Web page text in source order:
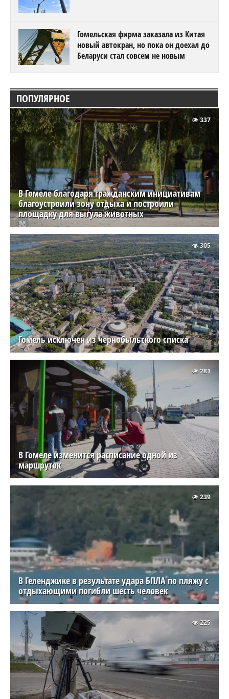
Гомельская фирма заказала из Китая
новый автокран, но пока он доехал до
Беларуси стал совсем не новым
ПОПУЛЯРНОЕ
В Гомеле благодаря гражданским инициативам
благоустроили зону отдыха и построили
площадку для выгула животных
337
Гомель исключен из чернобыльского списка
305
В Гомеле изменится расписание одной из
маршруток
281
В Геленджике в результате удара БПЛА по пляжу с
отдыхающими погибли шесть человек
239
225